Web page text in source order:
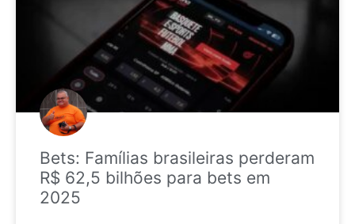
Bets: Famílias brasileiras perderam
R$ 62,5 bilhões para bets em
2025